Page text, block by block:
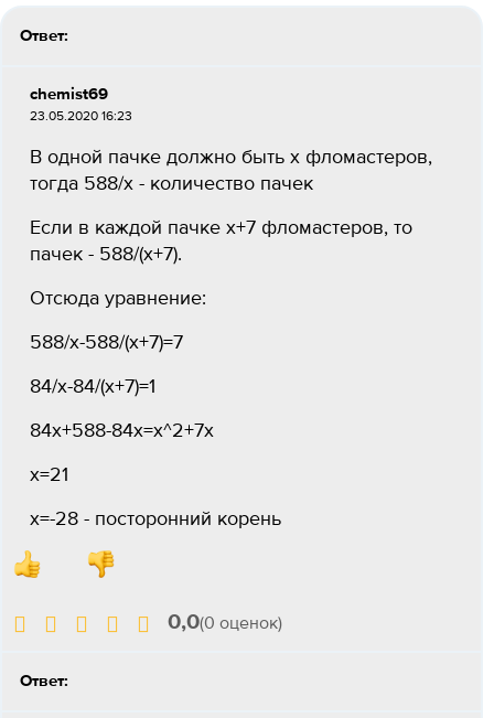
Ответ:
chemist69
23.05.2020 16:23
В одной пачке должно быть х фломастеров,
тогда 588/х - количество пачек
Если в каждой пачке х+7 фломастеров, то
пачек - 588/(х+7).
Отсюда уравнение:
588/х-588/(х+7)=7
84/х-84/(х+7)=1
84х+588-84х=х^2+7х
х=21
х=-28 - посторонний корень
0,0(0 оценок)
Ответ: